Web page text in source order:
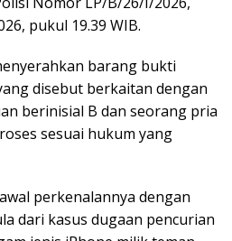
pukul 19.39 WIB.
barang bukti
disebut berkaitan dengan
berinisial B dan seorang pria
sesuai hukum yang
perkenalannya dengan
dari kasus dugaan pencurian